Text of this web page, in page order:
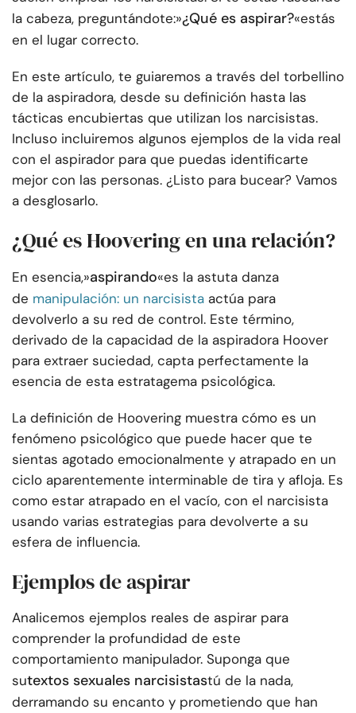
la cabeza, preguntándote:»¿Qué es aspirar?«estás
en el lugar correcto.
En este artículo, te guiaremos a través del torbellino
de la aspiradora, desde su definición hasta las
tácticas encubiertas que utilizan los narcisistas.
Incluso incluiremos algunos ejemplos de la vida real
con el aspirador para que puedas identificarte
mejor con las personas. ¿Listo para bucear? Vamos
a desglosarlo.
¿Qué es Hoovering en una relación?
En esencia,»aspirando«es la astuta danza
de manipulación: un narcisista actúa para
devolverlo a su red de control. Este término,
derivado de la capacidad de la aspiradora Hoover
para extraer suciedad, capta perfectamente la
esencia de esta estratagema psicológica.
La definición de Hoovering muestra cómo es un
fenómeno psicológico que puede hacer que te
sientas agotado emocionalmente y atrapado en un
ciclo aparentemente interminable de tira y afloja. Es
como estar atrapado en el vacío, con el narcisista
usando varias estrategias para devolverte a su
esfera de influencia.
Ejemplos de aspirar
Analicemos ejemplos reales de aspirar para
comprender la profundidad de este
comportamiento manipulador. Suponga que
sutextos sexuales narcisistastú de la nada,
derramando su encanto y prometiendo que han